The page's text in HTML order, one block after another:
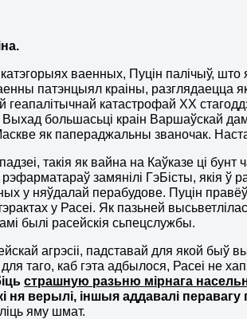
ваенных, Пуцін палічыў,
патэнцыял краіны, разглядаецца
геапалітычнай катастрофай ХХ
Выхад большасьці краін Варшаўскай
як папераджальны званочак.
такія як вайна на Каўказе ці
замянілі ГэБісты, якія ў
у няўдалай перабудове. Пуцін
у Расеі. Як пазьней
былі расейскія сьпецслужбы.
агрэсіі, падставай для якой быў
таго, каб гэта адбылося, Расеі не
страшную разьню мірнага
ня верылі, іншыя аддавалі
яму шмат.